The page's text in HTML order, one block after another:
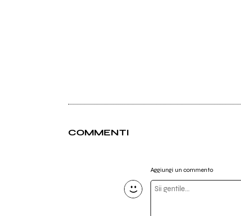
COMMENTI
Aggiungi un commento